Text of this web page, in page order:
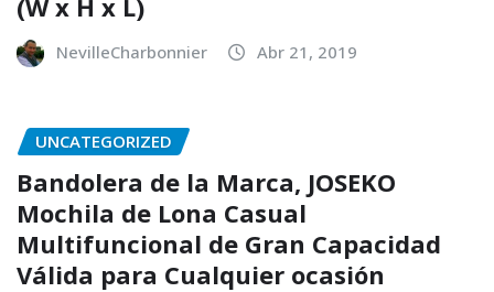
(W x H x L)
NevilleCharbonnier Abr 21, 2019
UNCATEGORIZED
Bandolera de la Marca, JOSEKO
Mochila de Lona Casual
Multifuncional de Gran Capacidad
Válida para Cualquier ocasión